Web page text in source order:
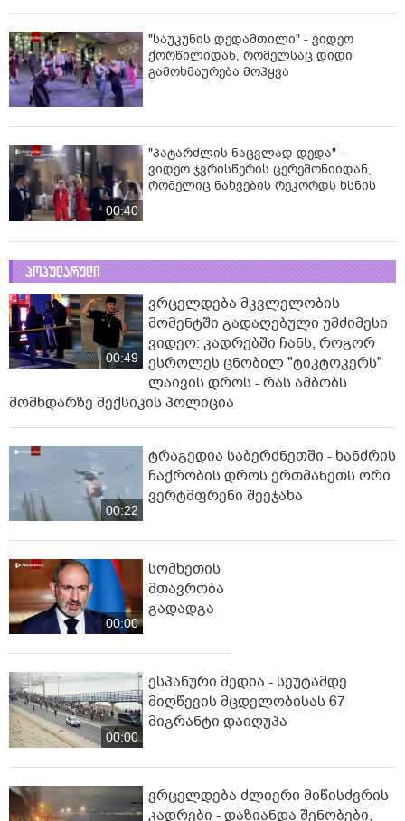
"საუკუნის დედამთილი" - ვიდეო
ქორწილიდან, რომელსაც დიდი
გამოხმაურება მოჰყვა
00:40
"პატარძლის ნაცვლად დედა" -
ვიდეო ჯვრისწერის ცერემონიიდან,
რომელიც ნახვების რეკორდს ხსნის
პოპულარული
00:49
ვრცელდება მკვლელობის
მომენტში გადაღებული უმძიმესი
ვიდეო: კადრებში ჩანს, როგორ
ესროლეს ცნობილ "ტიკტოკერს"
ლაივის დროს - რას ამბობს
მომხდარზე მექსიკის პოლიცია
00:22
ტრაგედია საბერძნეთში - ხანძრის
ჩაქრობის დროს ერთმანეთს ორი
ვერტმფრენი შეეჯახა
00:00
სომხეთის
მთავრობა
გადადგა
00:00
ესპანური მედია - სეუტამდე
მიღწევის მცდელობისას 67
მიგრანტი დაიღუპა
ვრცელდება ძლიერი მიწისძვრის
კადრები - დაზიანდა შენობები,